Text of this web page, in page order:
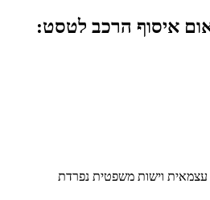
איסוף הרכב לטסט:
וישות משפטית נפרדת